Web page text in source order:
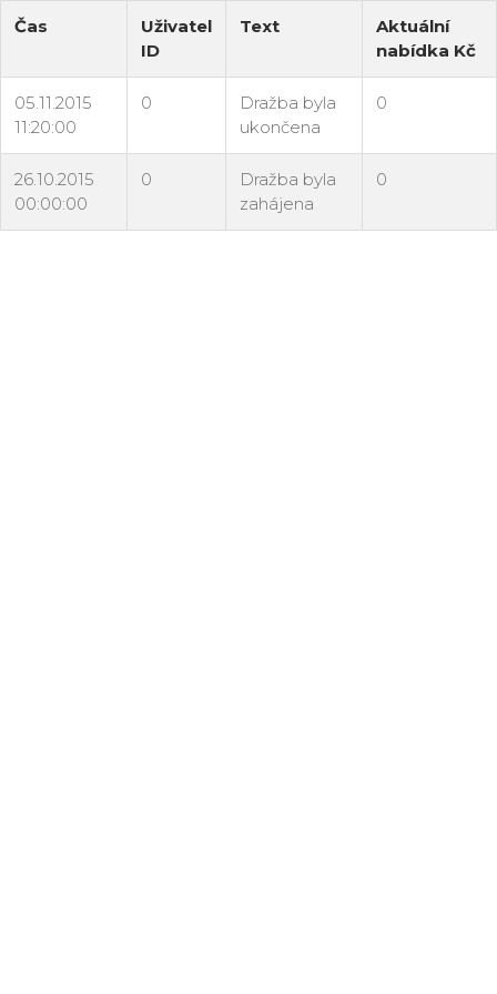
Čas
Uživatel
ID
Text
Aktuální
nabídka Kč
05.11.2015
11:20:00
0
Dražba byla
ukončena
0
26.10.2015
00:00:00
0
Dražba byla
zahájena
0